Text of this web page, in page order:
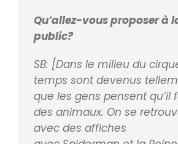
Qu’allez-vous proposer à
public?
SB: [Dans le milieu du
temps sont devenus
que les gens pensent qu’il
des animaux. On se
avec des affiches